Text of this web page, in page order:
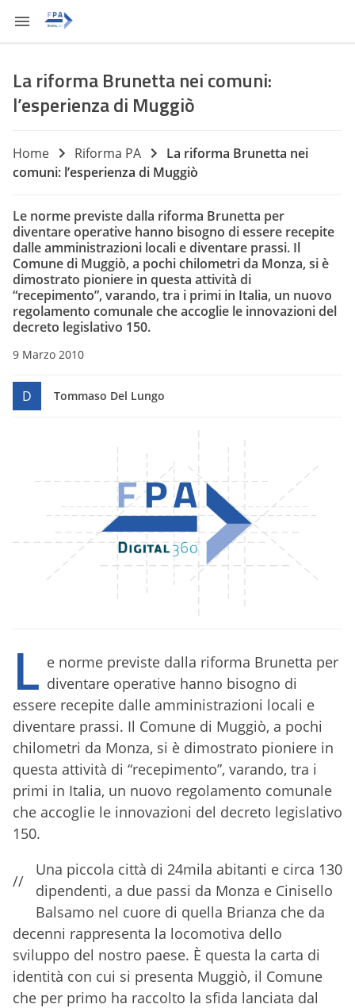
La riforma Brunetta nei comuni:
l’esperienza di Muggiò
Home Riforma PA
La riforma Brunetta nei
comuni: l’esperienza di Muggiò
Le norme previste dalla riforma Brunetta per
diventare operative hanno bisogno di essere recepite
dalle amministrazioni locali e diventare prassi. Il
Comune di Muggiò, a pochi chilometri da Monza, si è
dimostrato pioniere in questa attività di
“recepimento”, varando, tra i primi in Italia, un nuovo
regolamento comunale che accoglie le innovazioni del
decreto legislativo 150.
9 Marzo 2010
D Tommaso Del Lungo
L e norme previste dalla riforma Brunetta per
diventare operative hanno bisogno di
essere recepite dalle amministrazioni locali e
diventare prassi. Il Comune di Muggiò, a pochi
chilometri da Monza, si è dimostrato pioniere in
questa attività di “recepimento”, varando, tra i
primi in Italia, un nuovo regolamento comunale
che accoglie le innovazioni del decreto legislativo
150.
//
Una piccola città di 24mila abitanti e circa 130
dipendenti, a due passi da Monza e Cinisello
Balsamo nel cuore di quella Brianza che da
decenni rappresenta la locomotiva dello
sviluppo del nostro paese. È questa la carta di
identità con cui si presenta Muggiò, il Comune
che per primo ha raccolto la sfida lanciata dal